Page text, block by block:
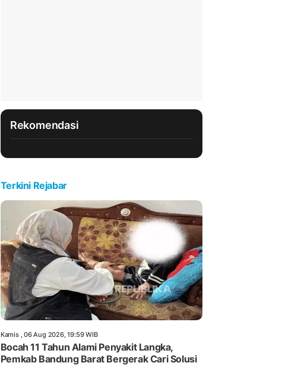
Rekomendasi
Terkini Rejabar
Kamis , 06 Aug 2026, 19:59 WIB
Bocah 11 Tahun Alami Penyakit Langka,
Pemkab Bandung Barat Bergerak Cari Solusi